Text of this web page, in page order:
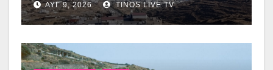
ΑΥΓ 9, 2026 TINOS LIVE TV